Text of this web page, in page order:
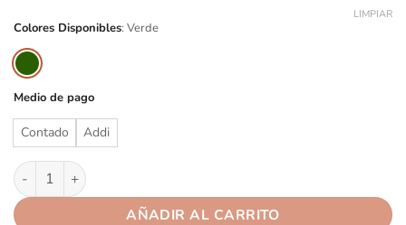
Colores Disponibles: Verde
Medio de pago
Contado Addi
LIMPIAR
Samsung Galaxy A06 128GB cantidad
AÑADIR AL CARRITO